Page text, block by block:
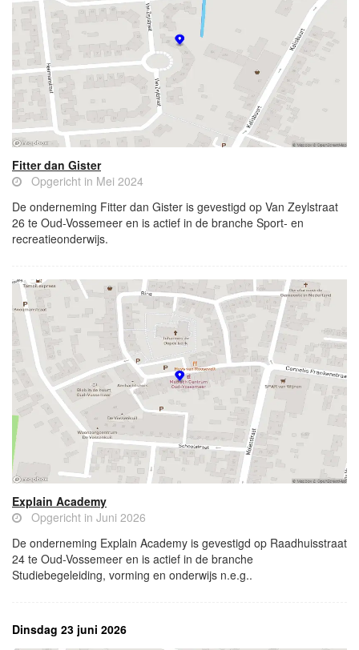
Fitter dan Gister
Opgericht in Mei 2024
De onderneming Fitter dan Gister is gevestigd op Van Zeylstraat
26 te Oud-Vossemeer en is actief in de branche Sport- en
recreatieonderwijs.
Explain Academy
Opgericht in Juni 2026
De onderneming Explain Academy is gevestigd op Raadhuisstraat
24 te Oud-Vossemeer en is actief in de branche
Studiebegeleiding, vorming en onderwijs n.e.g..
Dinsdag 23 juni 2026